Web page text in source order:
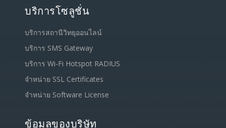
บริการโซลูชั่น
บริการสถานีวิทยุออนไลน์
บริการ SMS Gateway
บริการ Wi-Fi Hotspot RADIUS
จำหน่าย SSL Certificates
จำหน่าย Software License
ข้อมูลของบริษัท